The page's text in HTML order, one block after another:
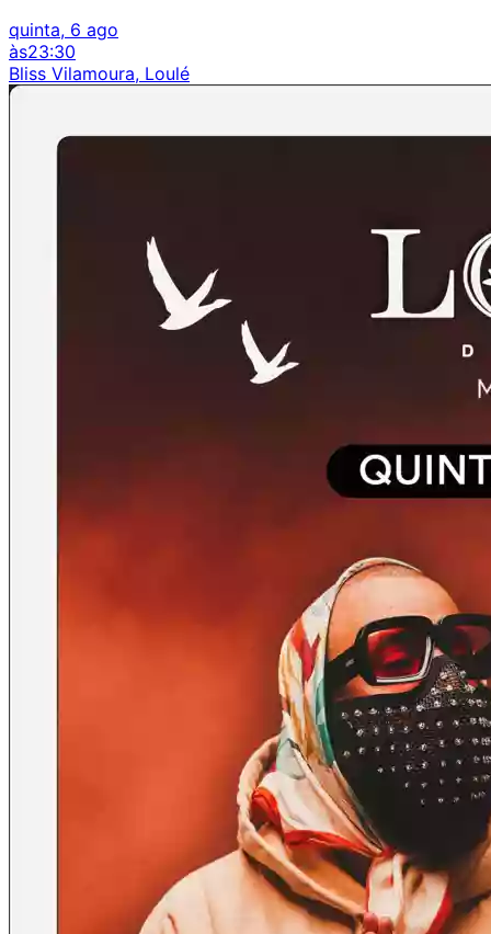
quinta, 6 ago
às23:30
Bliss Vilamoura, Loulé